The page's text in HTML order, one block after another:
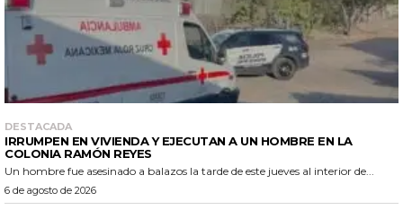
DESTACADA
IRRUMPEN EN VIVIENDA Y EJECUTAN A UN HOMBRE EN LA
COLONIA RAMÓN REYES
Un hombre fue asesinado a balazos la tarde de este jueves al interior de...
6 de agosto de 2026